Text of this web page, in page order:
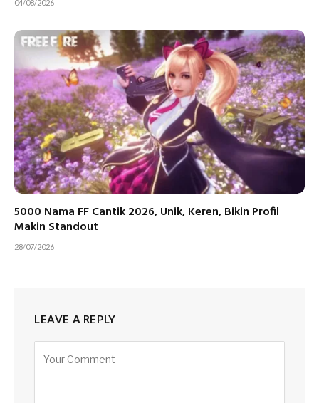
04/08/2026
5000 Nama FF Cantik 2026, Unik, Keren, Bikin Profil
Makin Standout
28/07/2026
LEAVE A REPLY